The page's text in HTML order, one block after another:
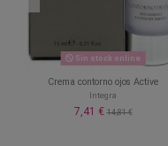
Sin stock online
Crema contorno ojos Active
Integra
7,41 €14,81 €